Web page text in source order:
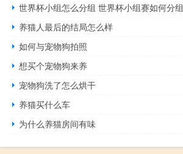
世界杯小组怎么分组 世界杯小组赛如何分组
养猫人最后的结局怎么样
如何与宠物狗拍照
想买个宠物狗来养
宠物狗洗了怎么烘干
养猫买什么车
为什么养猫房间有味